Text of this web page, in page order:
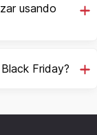
usando
Friday?